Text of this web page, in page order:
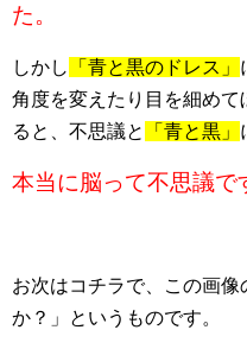
た。
しかし 「青と黒のドレス」
角度を変えたり目を細め
ると、不思議と
「青と黒」
本当に脳って不思議で
お次はコチラで、この画
か？」というものです。